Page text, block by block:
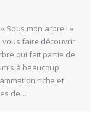
Sous mon arbre ! »
vous faire découvrir
qui fait partie de
à beaucoup
riche et
de…